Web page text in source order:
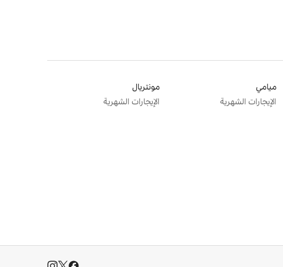
ميامي
الإيجارات الشهرية
مونتريال
الإيجارات الشهرية